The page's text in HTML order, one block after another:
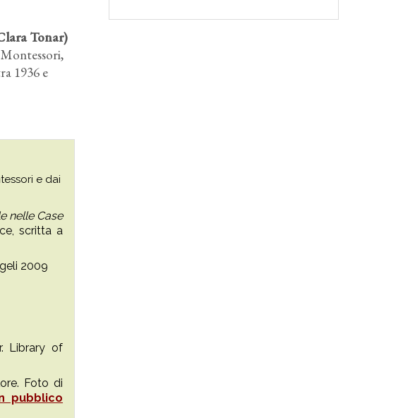
Tonar)
1936 e
e dai
nelle Case
scritta a
2009
Library of
Foto di
pubblico